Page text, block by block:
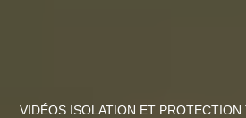
VIDÉOS ISOLATION ET